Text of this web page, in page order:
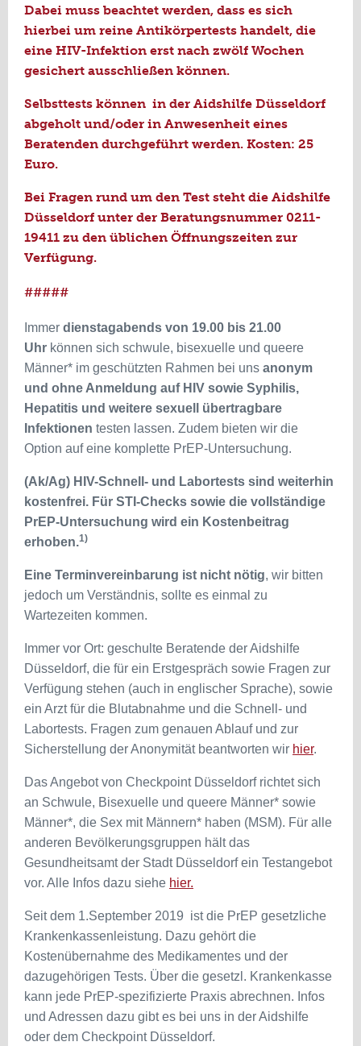
Dabei muss beachtet werden, dass es sich
hierbei um reine Antikörpertests handelt, die
eine HIV-Infektion erst nach zwölf Wochen
gesichert ausschließen können.
Selbsttests können in der Aidshilfe Düsseldorf
abgeholt und/oder in Anwesenheit eines
Beratenden durchgeführt werden. Kosten: 25
Euro.
Bei Fragen rund um den Test steht die Aidshilfe
Düsseldorf unter der Beratungsnummer 0211-
19411 zu den üblichen Öffnungszeiten zur
Verfügung.
#####
Immer dienstagabends von 19.00 bis 21.00
Uhr können sich schwule, bisexuelle und queere
Männer* im geschützten Rahmen bei uns anonym
und ohne Anmeldung auf HIV sowie Syphilis,
Hepatitis und weitere sexuell übertragbare
Infektionen testen lassen. Zudem bieten wir die
Option auf eine komplette PrEP-Untersuchung.
(Ak/Ag) HIV-Schnell- und Labortests sind weiterhin
kostenfrei. Für STI-Checks sowie die vollständige
PrEP-Untersuchung wird ein Kostenbeitrag
erhoben.1)
Eine Terminvereinbarung ist nicht nötig, wir bitten
jedoch um Verständnis, sollte es einmal zu
Wartezeiten kommen.
Immer vor Ort: geschulte Beratende der Aidshilfe
Düsseldorf, die für ein Erstgespräch sowie Fragen zur
Verfügung stehen (auch in englischer Sprache), sowie
ein Arzt für die Blutabnahme und die Schnell- und
Labortests. Fragen zum genauen Ablauf und zur
Sicherstellung der Anonymität beantworten wir hier.
Das Angebot von Checkpoint Düsseldorf richtet sich
an Schwule, Bisexuelle und queere Männer* sowie
Männer*, die Sex mit Männern* haben (MSM). Für alle
anderen Bevölkerungsgruppen hält das
Gesundheitsamt der Stadt Düsseldorf ein Testangebot
vor. Alle Infos dazu siehe hier.
Seit dem 1.September 2019 ist die PrEP gesetzliche
Krankenkassenleistung. Dazu gehört die
Kostenübernahme des Medikamentes und der
dazugehörigen Tests. Über die gesetzl. Krankenkasse
kann jede PrEP-spezifizierte Praxis abrechnen. Infos
und Adressen dazu gibt es bei uns in der Aidshilfe
oder dem Checkpoint Düsseldorf.